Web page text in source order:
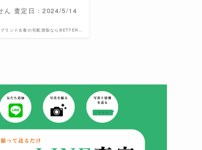
ブランド古着の宅配買取ならBETTER…
ん 査定日：2024/5/14